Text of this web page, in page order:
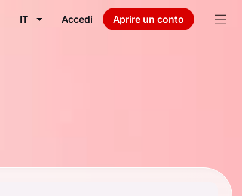
IT Accedi Aprire un conto